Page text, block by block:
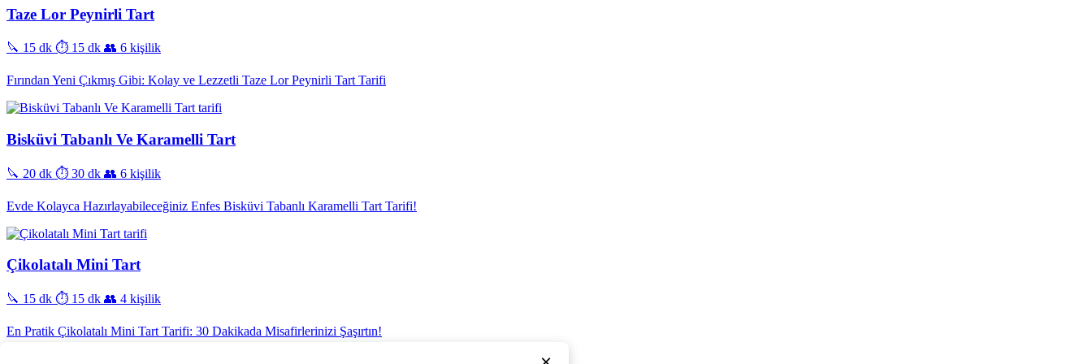
Taze Lor Peynirli Tart
🔪 15 dk ⏱️ 15 dk 👥 6 kişilik
Fırından Yeni Çıkmış Gibi: Kolay ve Lezzetli Taze Lor Peynirli Tart Tarifi
Bisküvi Tabanlı Ve Karamelli Tart
🔪 20 dk ⏱️ 30 dk 👥 6 kişilik
Evde Kolayca Hazırlayabileceğiniz Enfes Bisküvi Tabanlı Karamelli Tart Tarifi!
Çikolatalı Mini Tart
🔪 15 dk ⏱️ 15 dk 👥 4 kişilik
En Pratik Çikolatalı Mini Tart Tarifi: 30 Dakikada Misafirlerinizi Şaşırtın!